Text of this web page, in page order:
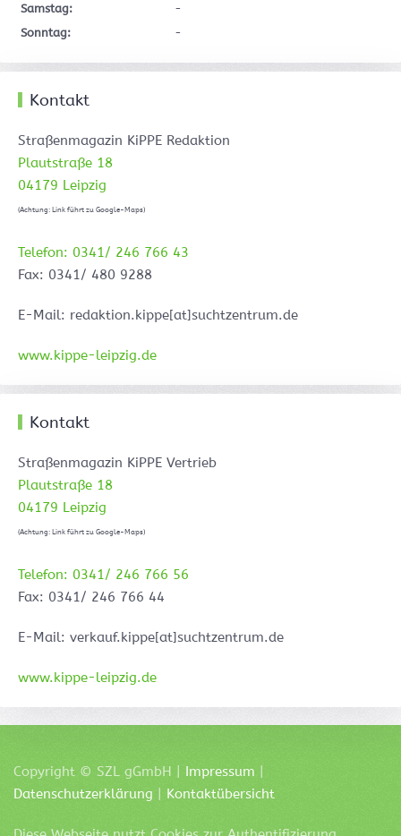
Samstag:
-
Sonntag:
-
Kontakt
Straßenmagazin KiPPE Redaktion
Plautstraße 18
04179 Leipzig
(Achtung: Link führt zu Google-Maps)
Telefon: 0341/ 246 766 43
Fax: 0341/ 480 9288
E-Mail: redaktion.kippe[at]suchtzentrum.de
www.kippe-leipzig.de
Kontakt
Straßenmagazin KiPPE Vertrieb
Plautstraße 18
04179 Leipzig
(Achtung: Link führt zu Google-Maps)
Telefon: 0341/ 246 766 56
Fax: 0341/ 246 766 44
E-Mail: verkauf.kippe[at]suchtzentrum.de
www.kippe-leipzig.de
Copyright © SZL gGmbH | Impressum
Datenschutzerklärung
Kontaktübersicht